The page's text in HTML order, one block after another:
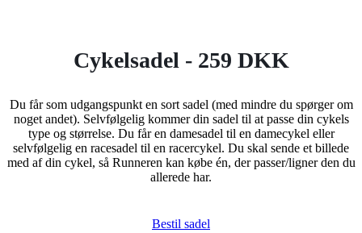
Cykelsadel - 259 DKK
Du får som udgangspunkt en sort sadel (med mindre du spørger om
noget andet). Selvfølgelig kommer din sadel til at passe din cykels
type og størrelse. Du får en damesadel til en damecykel eller
selvfølgelig en racesadel til en racercykel. Du skal sende et billede
med af din cykel, så Runneren kan købe én, der passer/ligner den du
allerede har.
Bestil sadel